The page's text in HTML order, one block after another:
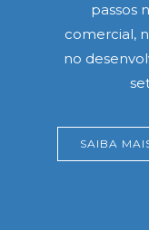
passos
comercial,
no
SAIBA